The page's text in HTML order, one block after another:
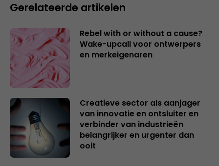
Gerelateerde artikelen
Rebel with or without a cause?
Wake-upcall voor ontwerpers
en merkeigenaren
Creatieve sector als aanjager
van innovatie en ontsluiter en
verbinder van industrieën
belangrijker en urgenter dan
ooit